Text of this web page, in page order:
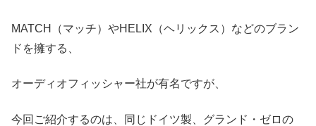
MATCH（マッチ）やHELIX（ヘリックス）などのブラン
ドを擁する、
オーディオフィッシャー社が有名ですが、
今回ご紹介するのは、同じドイツ製、グランド・ゼロの